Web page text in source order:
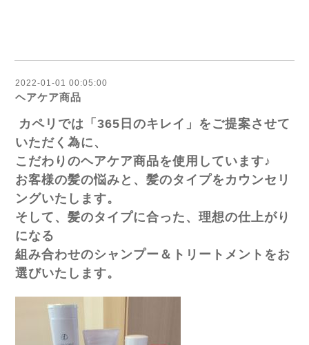
2022-01-01 00:05:00
ヘアケア商品
カペリでは「365日のキレイ」をご提案させて
いただく為に、
こだわりのヘアケア商品を使用しています♪
お客様の髪の悩みと、髪のタイプをカウンセリ
ングいたします。
そして、髪のタイプに合った、理想の仕上がり
になる
組み合わせのシャンプー＆トリートメントをお
選びいたします。